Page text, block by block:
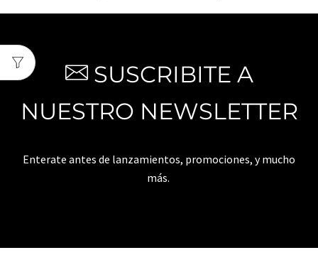
SUSCRIBITE A
NUESTRO NEWSLETTER
Enterate antes de lanzamientos, promociones, y mucho
más.